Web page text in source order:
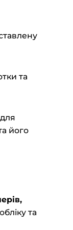
та
його
та